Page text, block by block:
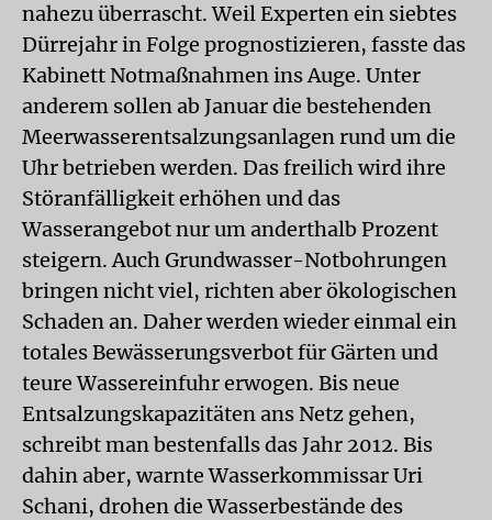
nahezu überrascht. Weil Experten ein siebtes
Dürrejahr in Folge prognostizieren, fasste das
Kabinett Notmaßnahmen ins Auge. Unter
anderem sollen ab Januar die bestehenden
Meerwasserentsalzungsanlagen rund um die
Uhr betrieben werden. Das freilich wird ihre
Störanfälligkeit erhöhen und das
Wasserangebot nur um anderthalb Prozent
steigern. Auch Grundwasser-Notbohrungen
bringen nicht viel, richten aber ökologischen
Schaden an. Daher werden wieder einmal ein
totales Bewässerungsverbot für Gärten und
teure Wassereinfuhr erwogen. Bis neue
Entsalzungskapazitäten ans Netz gehen,
schreibt man bestenfalls das Jahr 2012. Bis
dahin aber, warnte Wasserkommissar Uri
Schani, drohen die Wasserbestände des